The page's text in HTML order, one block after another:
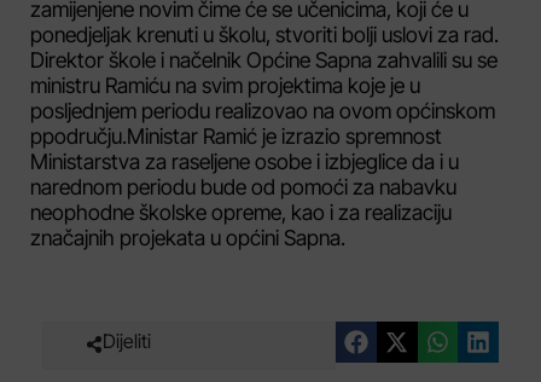
zamijenjene novim čime će se učenicima, koji će u
ponedjeljak krenuti u školu, stvoriti bolji uslovi za rad.
Direktor škole i načelnik Općine Sapna zahvalili su se
ministru Ramiću na svim projektima koje je u
posljednjem periodu realizovao na ovom općinskom
ppodručju.Ministar Ramić je izrazio spremnost
Ministarstva za raseljene osobe i izbjeglice da i u
narednom periodu bude od pomoći za nabavku
neophodne školske opreme, kao i za realizaciju
značajnih projekata u općini Sapna.
Dijeliti